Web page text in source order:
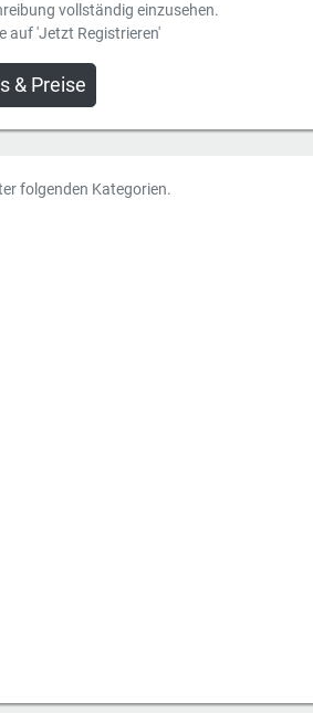
vollständig einzusehen.
auf 'Jetzt Registrieren'
& Preise
folgenden Kategorien.